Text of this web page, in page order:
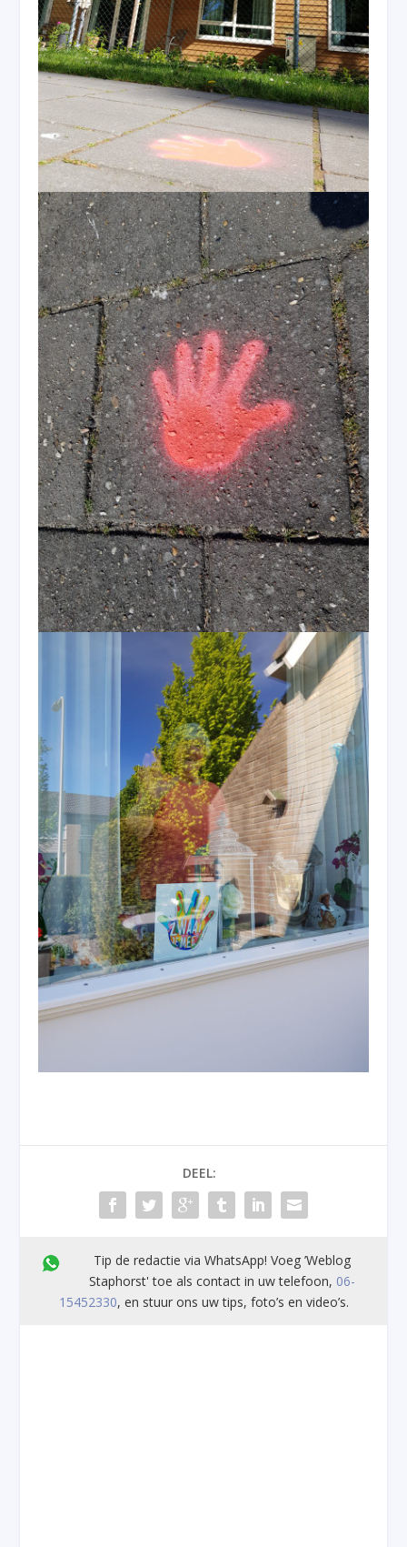
DEEL:
Tip de redactie via WhatsApp! Voeg ’Weblog
Staphorst' toe als contact in uw telefoon, 06-
15452330, en stuur ons uw tips, foto’s en video’s.